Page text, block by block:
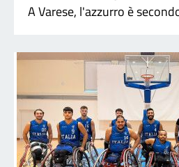
A Varese, l'azzurro è